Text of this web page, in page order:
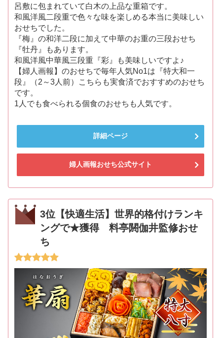
呂敷に包まれていて白木の上品な重箱です。
和風洋風二段重で色々な味を楽しめる本当に美味しい
おせちでした。
『梅』の和洋二段に加えて中華のお重の三段おせち
『牡丹』もあります。
和風洋風中華風三段重『彩』も美味しいですよ♪
【婦人画報】のおせちで毎年人気No1は『特大和一
段』（2～3人前）こちらも実食済でおすすめのおせち
です。
1人でも食べられる個食のおせちも人気です。
詳細ページ
婦人画報おせち公式サイト
3位【快適生活】世界的格付けランキ
ングで★獲得 料亭閼伽井監修おせ
ち